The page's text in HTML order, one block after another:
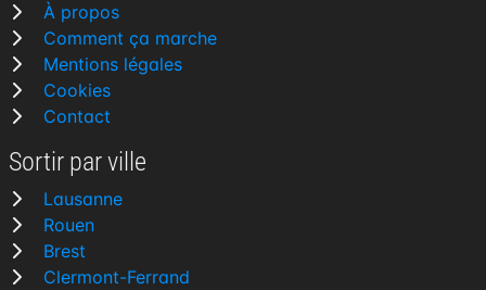
À propos
Comment ça marche
Mentions légales
Cookies
Contact
Sortir par ville
Lausanne
Rouen
Brest
Clermont-Ferrand